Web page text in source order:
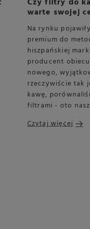
warte swojej
Na rynku
premium do
hiszpańskiej
producent
nowego,
rzeczywiście tak
kawę,
filtrami - oto
Czytaj więcej